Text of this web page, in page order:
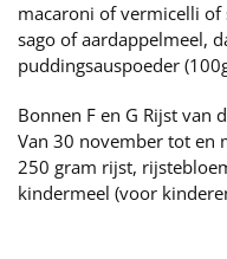
macaroni of vermicelli
sago of aardappelmeel,
puddingsauspoeder
Bonnen F en G Rijst van
Van 30 november tot en
250 gram rijst,
kindermeel (voor